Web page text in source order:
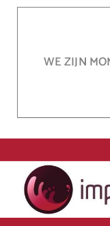
WE ZIJN